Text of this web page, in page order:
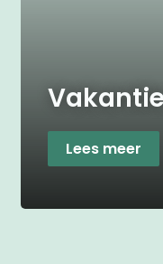
Lees meer